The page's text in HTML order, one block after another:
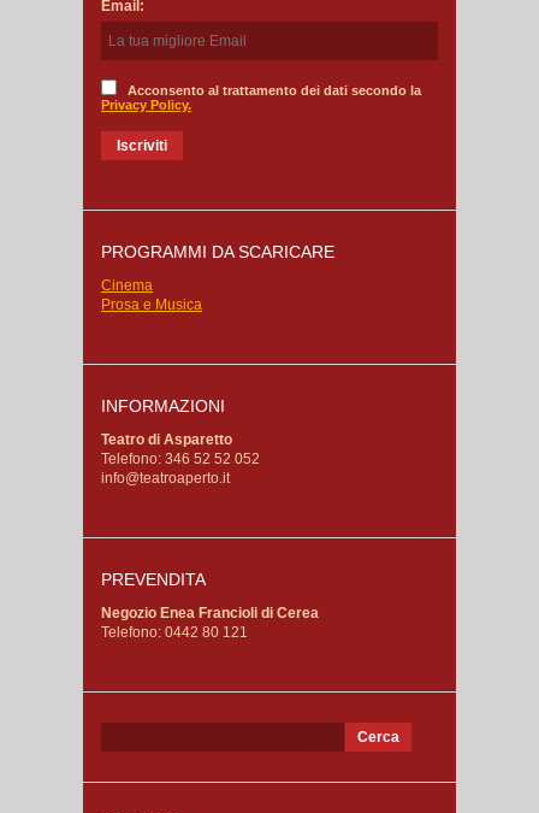
Email:
Acconsento al trattamento dei dati secondo la
Privacy Policy.
PROGRAMMI DA SCARICARE
Cinema
Prosa e Musica
INFORMAZIONI
Teatro di Asparetto
Telefono: 346 52 52 052
info@teatroaperto.it
PREVENDITA
Negozio Enea Francioli di Cerea
Telefono: 0442 80 121
per: